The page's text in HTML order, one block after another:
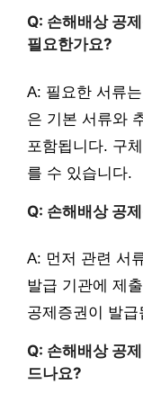
Q: 손해배상 공
필요한가요?
A: 필요한 서류
은 기본 서류와
포함됩니다. 구
를 수 있습니다.
Q: 손해배상 공
A: 먼저 관련 서
발급 기관에 제
공제증권이 발급
Q: 손해배상 공
드나요?